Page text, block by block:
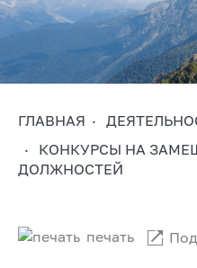
ГЛАВНАЯ
КОНКУРСЫ НА
ДОЛЖНОСТЕЙ
печать